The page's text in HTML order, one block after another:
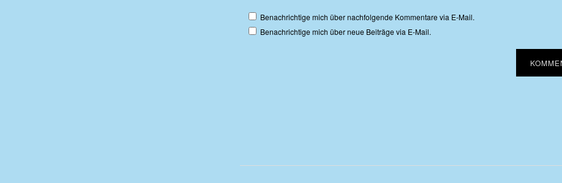
Benachrichtige mich über nachfolgende Kommentare via E-Mail.
Benachrichtige mich über neue Beiträge via E-Mail.